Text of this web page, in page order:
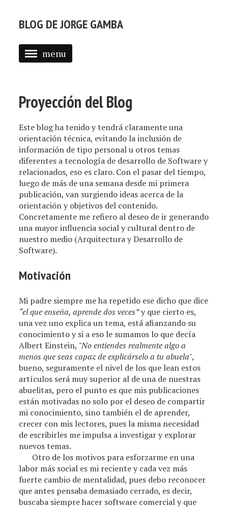
BLOG DE JORGE GAMBA
menu
POSTS
Proyección del Blog
Este blog ha tenido y tendrá claramente una
orientación técnica, evitando la inclusión de
información de tipo personal u otros temas
diferentes a tecnología de desarrollo de Software y
relacionados, eso es claro. Con el pasar del tiempo,
luego de más de una semana desde mi primera
publicación, van surgiendo ideas acerca de la
orientación y objetivos del contenido.
Concretamente me refiero al deseo de ir generando
una mayor influencia social y cultural dentro de
nuestro medio (Arquitectura y Desarrollo de
Software).
Motivación
Mi padre siempre me ha repetido ese dicho que dice
“el que enseña, aprende dos veces”y que cierto es,
una vez uno explica un tema, está afianzando su
conocimiento y si a eso le sumamos lo que decía
Albert Einstein, "No entiendes realmente algo a
menos que seas capaz de explicárselo a tu abuela",
bueno, seguramente el nivel de los que lean estos
artículos será muy superior al de una de nuestras
abuelitas, pero el punto es que mis publicaciones
están motivadas no solo por el deseo de compartir
mi conocimiento, sino también el de aprender,
crecer con mis lectores, pues la misma necesidad
de escribirles me impulsa a investigar y explorar
nuevos temas.
Otro de los motivos para esforzarme en una
labor más social es mi reciente y cada vez más
fuerte cambio de mentalidad, pues debo reconocer
que antes pensaba demasiado cerrado, es decir,
buscaba siempre hacer software comercial y que